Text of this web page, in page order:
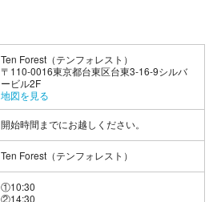
Ten Forest（テンフォレスト）
〒110-0016東京都台東区台東3-16-9シルバ
ービル2F
地図を見る
開始時間までにお越しください。
Ten Forest（テンフォレスト）
①10:30
②14:30